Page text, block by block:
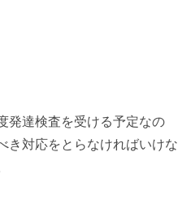
発達検査を受ける予定なの
き対応をとらなければいけな